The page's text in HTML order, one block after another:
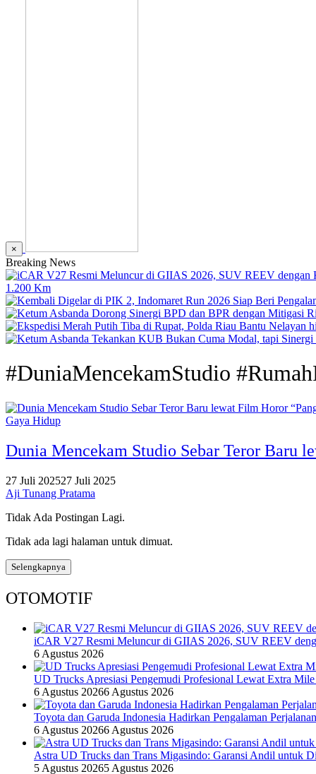
×
Breaking News
1.200 Km
#DuniaMencekamStudio
Gaya Hidup
Dunia Mencekam Studio Sebar Teror Baru
27 Juli 202527 Juli 2025
Aji Tunang Pratama
Tidak Ada Postingan Lagi.
Tidak ada lagi halaman untuk dimuat.
Selengkapnya
OTOMOTIF
iCAR V27 Resmi Meluncur di GIIAS 2026, SUV REEV
6 Agustus 2026
UD Trucks Apresiasi Pengemudi Profesional Lewat Extra
6 Agustus 20266 Agustus 2026
Toyota dan Garuda Indonesia Hadirkan Pengalaman
6 Agustus 20266 Agustus 2026
Astra UD Trucks dan Trans Migasindo: Garansi Andil untuk
5 Agustus 20265 Agustus 2026